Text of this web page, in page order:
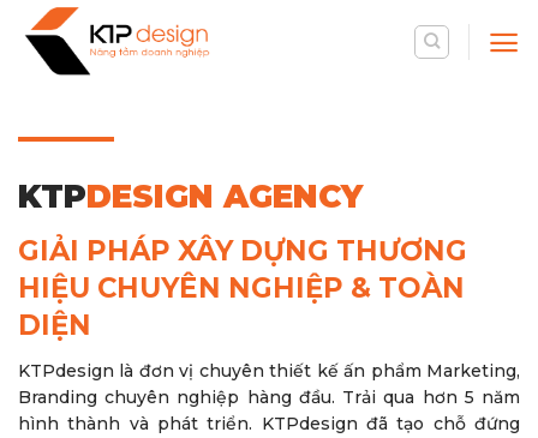
content
KTPDESIGN AGENCY
GIẢI PHÁP XÂY DỰNG THƯƠNG
HIỆU CHUYÊN NGHIỆP & TOÀN
DIỆN
KTPdesign là đơn vị chuyên thiết kế ấn phẩm Marketing,
Branding chuyên nghiệp hàng đầu. Trải qua hơn 5 năm
hình thành và phát triển. KTPdesign đã tạo chỗ đứng